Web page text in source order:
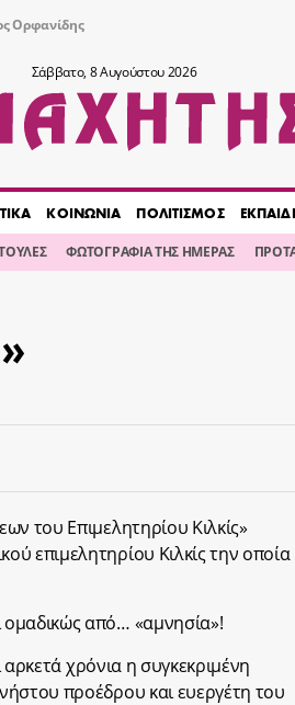
Ορφανίδης
Σάββατο, 8 Αυγούστου 2026
ΚΟΙΝΩΝΙΑ ΠΟΛΙΤΙΣΜΟΣ
ΦΩΤΟΓΡΑΦΙΑ ΤΗΣ ΗΜΕΡΑΣ
του Επιμελητηρίου Κιλκίς»
επιμελητηρίου Κιλκίς την οποία
από… «αμνησία»!
αρκετά χρόνια η συγκεκριμένη
προέδρου και ευεργέτη του